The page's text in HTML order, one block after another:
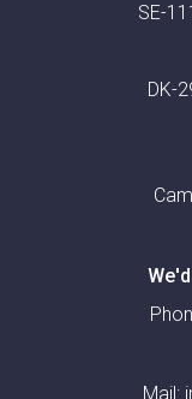
SE-
DK-
Mail: